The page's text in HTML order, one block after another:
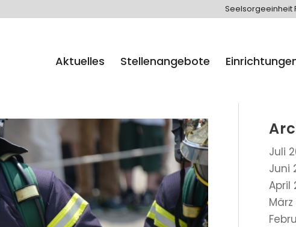
Seelsorgeeinheit
Aktuelles Stellenangebote
Juli
Juni
April